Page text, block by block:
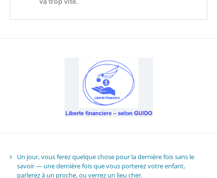
Un jour, vous ferez quelque chose pour la dernière fois sans le
savoir — une dernière fois que vous porterez votre enfant,
parlerez à un proche, ou verrez un lieu cher.